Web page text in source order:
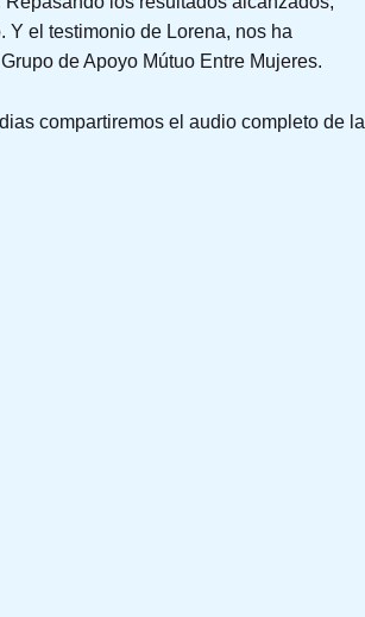
Y el testimonio de Lorena, nos ha
de Apoyo Mútuo Entre Mujeres.
compartiremos el audio completo de la